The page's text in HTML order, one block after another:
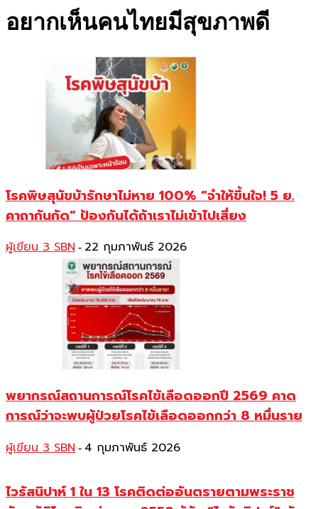
อยากเห็นคนไทยมีสุขภาพดี
โรคพิษสุนัขบ้ารักษาไม่หาย 100% “จำให้ขึ้นใจ! 5 ย.
คาถากันกัด” ป้องกันได้ถ้าเราไม่เข้าไปเสี่ยง
ผู้เขียน 3 SBN - 22 กุมภาพันธ์ 2026
พยากรณ์สถานการณ์โรคไข้เลือดออกปี 2569 คาด
การณ์ว่าจะพบผู้ป่วยโรคไข้เลือดออกกว่า 8 หมื่นราย
ผู้เขียน 3 SBN - 4 กุมภาพันธ์ 2026
ไวรัสนิปาห์ 1 ใน 13 โรคติดต่ออันตรายตามพระราช